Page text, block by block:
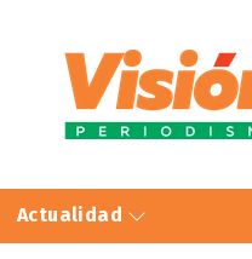
Actualidad